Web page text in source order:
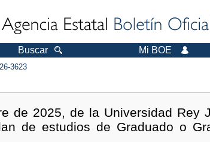
Buscar Mi BOE
3623
de 2025, de la Universidad Rey
de estudios de Graduado o